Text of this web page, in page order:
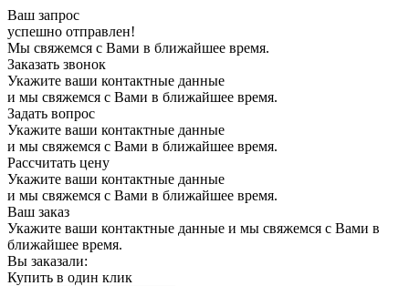
Ваш запрос
успешно отправлен!
Мы свяжемся с Вами в ближайшее время.
Заказать звонок
Укажите ваши контактные данные
и мы свяжемся с Вами в ближайшее время.
Задать вопрос
Укажите ваши контактные данные
и мы свяжемся с Вами в ближайшее время.
Рассчитать цену
Укажите ваши контактные данные
и мы свяжемся с Вами в ближайшее время.
Ваш заказ
Укажите ваши контактные данные и мы свяжемся с Вами в
ближайшее время.
Вы заказали:
Купить в один клик